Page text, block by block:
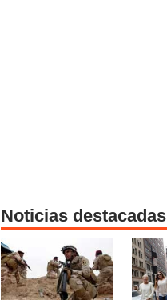
Noticias destacadas